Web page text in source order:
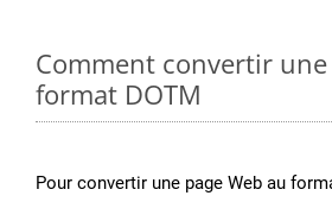
Comment convertir une
format DOTM
Pour convertir une page Web au